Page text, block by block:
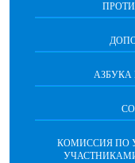
АЗБУКА
КОМИССИЯ ПО